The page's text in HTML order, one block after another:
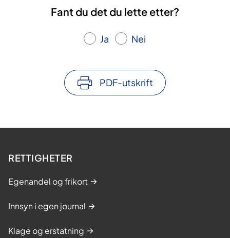
Fant du det du lette etter?
Ja Nei
PDF-utskrift
RETTIGHETER
Egenandel og frikort
Innsyn i egen journal
Klage og erstatning